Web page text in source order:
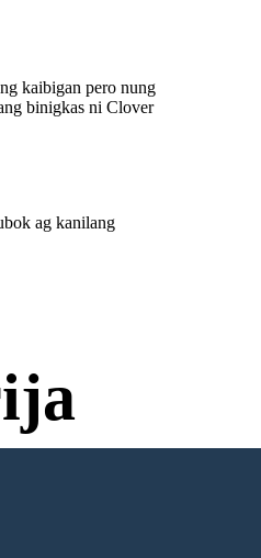
kaibigan pero nung
binigkas ni Clover
ag kanilang